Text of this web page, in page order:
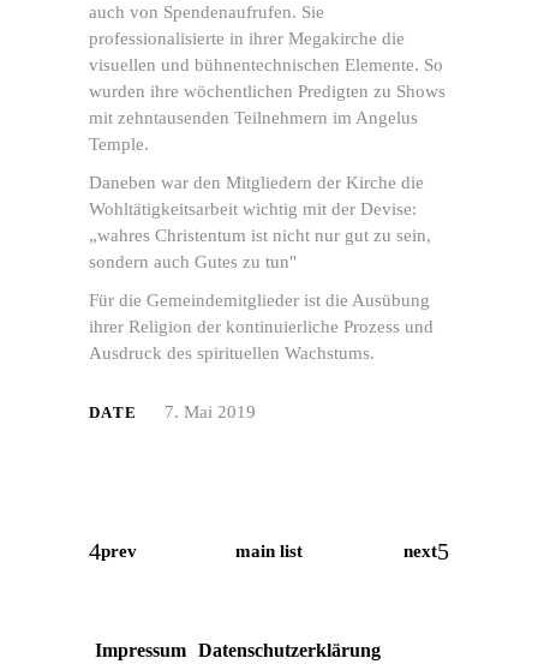
auch von Spendenaufrufen. Sie
professionalisierte in ihrer Megakirche die
visuellen und bühnentechnischen Elemente. So
wurden ihre wöchentlichen Predigten zu Shows
mit zehntausenden Teilnehmern im Angelus
Temple.
Daneben war den Mitgliedern der Kirche die
Wohltätigkeitsarbeit wichtig mit der Devise:
„wahres Christentum ist nicht nur gut zu sein,
sondern auch Gutes zu tun"
Für die Gemeindemitglieder ist die Ausübung
ihrer Religion der kontinuierliche Prozess und
Ausdruck des spirituellen Wachstums.
DATE 7. Mai 2019
prev main list next
Impressum Datenschutzerklärung
der
Datenschutzerklärung